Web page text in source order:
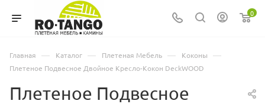
0
Главная — Каталог — Плетеная Мебель — Коконы —
Плетеное Подвесное Двойное Кресло-Кокон DeckWOOD
Плетеное Подвесное